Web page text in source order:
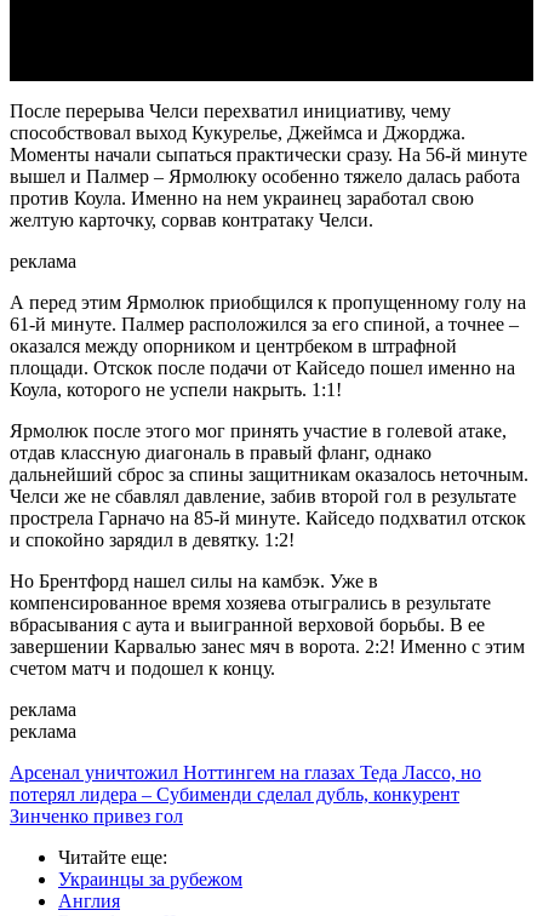
После перерыва Челси перехватил инициативу, чему
способствовал выход Кукурелье, Джеймса и Джорджа.
Моменты начали сыпаться практически сразу. На 56-й минуте
вышел и Палмер – Ярмолюку особенно тяжело далась работа
против Коула. Именно на нем украинец заработал свою
желтую карточку, сорвав контратаку Челси.
реклама
А перед этим Ярмолюк приобщился к пропущенному голу на
61-й минуте. Палмер расположился за его спиной, а точнее –
оказался между опорником и центрбеком в штрафной
площади. Отскок после подачи от Кайседо пошел именно на
Коула, которого не успели накрыть. 1:1!
Ярмолюк после этого мог принять участие в голевой атаке,
отдав классную диагональ в правый фланг, однако
дальнейший сброс за спины защитникам оказалось неточным.
Челси же не сбавлял давление, забив второй гол в результате
прострела Гарначо на 85-й минуте. Кайседо подхватил отскок
и спокойно зарядил в девятку. 1:2!
Но Брентфорд нашел силы на камбэк. Уже в
компенсированное время хозяева отыгрались в результате
вбрасывания с аута и выигранной верховой борьбы. В ее
завершении Карвалью занес мяч в ворота. 2:2! Именно с этим
счетом матч и подошел к концу.
реклама
реклама
Арсенал уничтожил Ноттингем на глазах Теда Лассо, но
потерял лидера – Субименди сделал дубль, конкурент
Зинченко привез гол
Читайте еще:
Украинцы за рубежом
Англия